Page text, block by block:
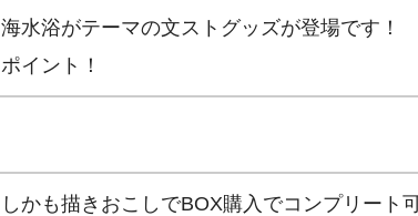
海水浴がテーマの文ストグッズが登場です
ポイント！
しかも描きおこしでBOX購入でコンプリー